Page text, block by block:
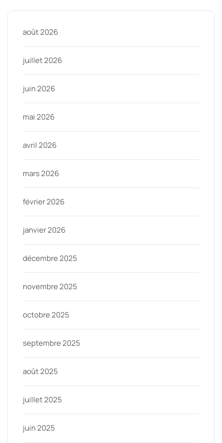
août 2026
juillet 2026
juin 2026
mai 2026
avril 2026
mars 2026
février 2026
janvier 2026
décembre 2025
novembre 2025
octobre 2025
septembre 2025
août 2025
juillet 2025
juin 2025